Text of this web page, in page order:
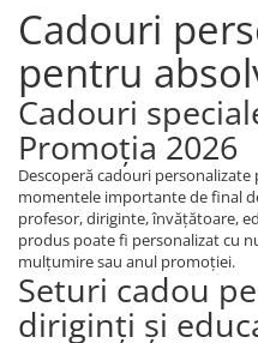
Cadouri
pentru
Cadouri
Promoția 2026
Descoperă cadouri
momentele importante de final
profesor, diriginte, învățătoare,
produs poate fi personalizat cu
mulțumire sau anul promoției.
Seturi cadou
diriginți și